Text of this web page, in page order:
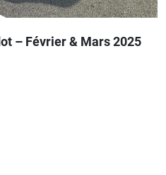
– Février & Mars 2025